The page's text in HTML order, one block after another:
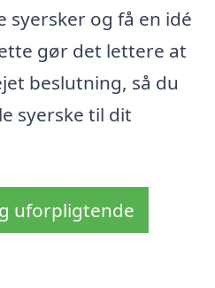
og få en idé
gør det lettere at
beslutning, så du
syerske til dit
uforpligtende